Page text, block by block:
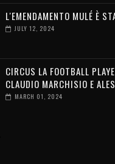
L'EMENDAMENTO MULÉ È
JULY 12, 2024
CIRCUS LA FOOTBALL
CLAUDIO MARCHISIO E
MARCH 01, 2024